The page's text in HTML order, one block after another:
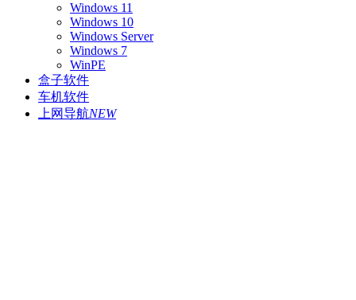
Windows 11
Windows 10
Windows Server
Windows 7
WinPE
盒子软件
车机软件
上网导航NEW